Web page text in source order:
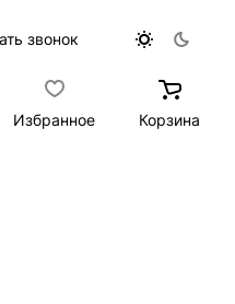
звонок
Избранное Корзина